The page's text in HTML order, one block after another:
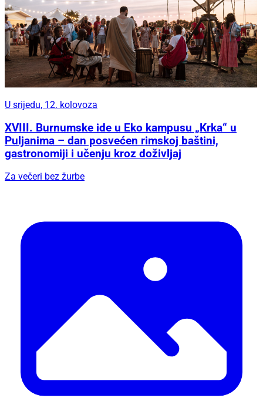
U srijedu, 12. kolovoza
XVIII. Burnumske ide u Eko kampusu „Krka“ u
Puljanima – dan posvećen rimskoj baštini,
gastronomiji i učenju kroz doživljaj
Za večeri bez žurbe